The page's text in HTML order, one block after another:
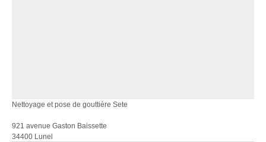
Nettoyage et pose de gouttière Sete
921 avenue Gaston Baissette
34400 Lunel